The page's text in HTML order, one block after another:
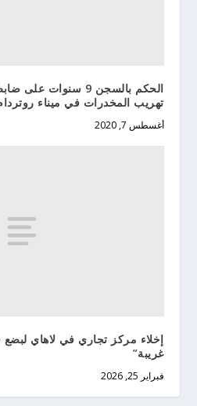
الحكم بالسجن 9
تهريب المخدرات في ميناء
أغسطس 7, 2020
إخلاء مركز تجاري في لاهاي
غريبة”
فبراير 25, 2026